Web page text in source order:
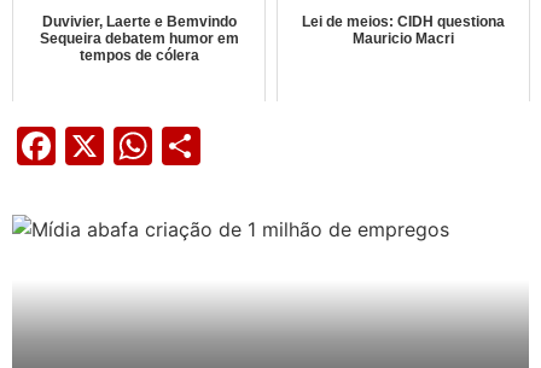
Duvivier, Laerte e Bemvindo
Sequeira debatem humor em
tempos de cólera
Lei de meios: CIDH questiona
Mauricio Macri
Facebook
X WhatsApp